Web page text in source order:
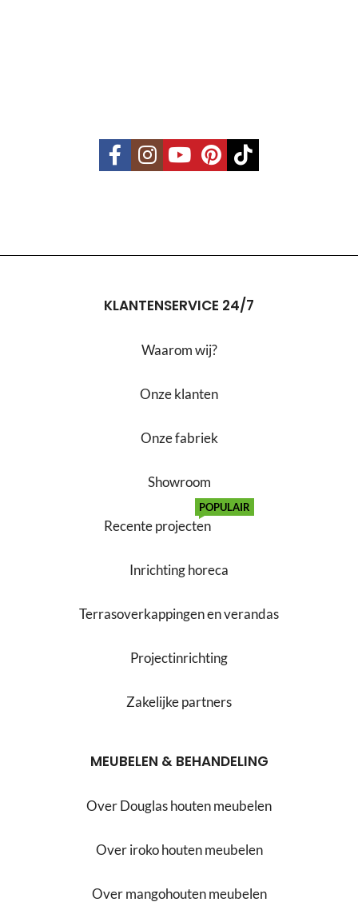
KLANTENSERVICE 24/7
Waarom wij?
Onze klanten
Onze fabriek
Showroom
Recente projecten
POPULAIR
Inrichting horeca
Terrasoverkappingen en verandas
Projectinrichting
Zakelijke partners
MEUBELEN & BEHANDELING
Over Douglas houten meubelen
Over iroko houten meubelen
Over mangohouten meubelen